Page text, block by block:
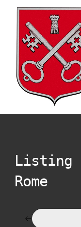
content
Listing
Rome